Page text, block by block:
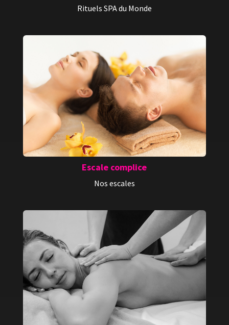
Rituels SPA du Monde
Escale complice
Nos escales